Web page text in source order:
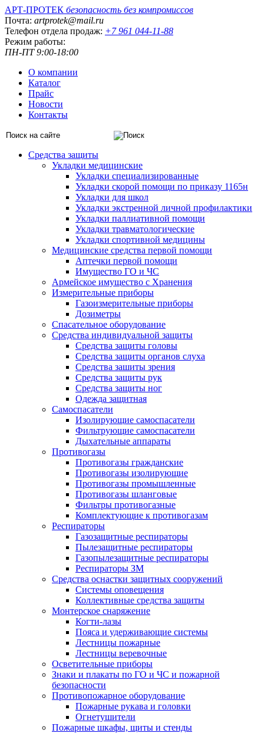
АРТ-ПРОТЕК безопасность без компромиссов
Почта: artprotek@mail.ru
Телефон отдела продаж: +7 961 044-11-88
Режим работы:
ПН-ПТ 9:00-18:00
О компании
Каталог
Прайс
Новости
Контакты
Средства защиты
Укладки медицинские
Укладки специализированные
Укладки скорой помощи по приказу 1165н
Укладки для школ
Укладки экстренной личной профилактики
Укладки паллиативной помощи
Укладки травматологические
Укладки спортивной медицины
Медицинские средства первой помощи
Аптечки первой помощи
Имущество ГО и ЧС
Армейское имущество с Хранения
Измерительные приборы
Газоизмерительные приборы
Дозиметры
Спасательное оборудование
Средства индивидуальной защиты
Средства защиты головы
Средства защиты органов слуха
Средства зашиты зрения
Средства защиты рук
Средства защиты ног
Одежда защитная
Самоспасатели
Изолирующие самоспасатели
Фильтрующие самоспасатели
Дыхательные аппараты
Противогазы
Противогазы гражданские
Противогазы изолирующие
Противогазы промышленные
Противогазы шланговые
Фильтры противогазные
Комплектующие к противогазам
Респираторы
Газозащитные респираторы
Пылезащитные респираторы
Газопылезащитные респираторы
Респираторы ЗМ
Средства оснастки защитных сооружений
Системы оповещения
Коллективные средства защиты
Монтерское снаряжение
Когти-лазы
Пояса и удерживающие системы
Лестницы пожарные
Лестницы веревочные
Осветительные приборы
Знаки и плакаты по ГО и ЧС и пожарной
безопасности
Противопожарное оборудование
Пожарные рукава и головки
Огнетушители
Пожарные шкафы, щиты и стенды